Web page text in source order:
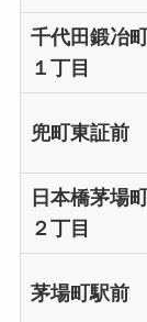
千代田鍛冶
１丁目
兜町東証前
日本橋茅場
２丁目
茅場町駅前